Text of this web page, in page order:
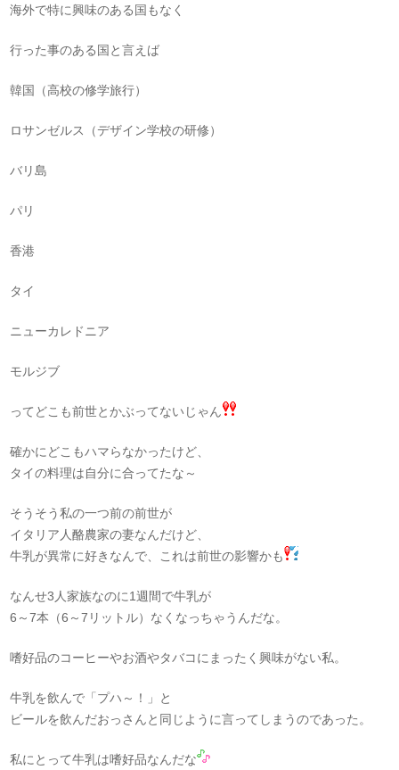
海外で特に興味のある国もなく
行った事のある国と言えば
韓国（高校の修学旅行）
ロサンゼルス（デザイン学校の研修）
バリ島
パリ
香港
タイ
ニューカレドニア
モルジブ
ってどこも前世とかぶってないじゃん
確かにどこもハマらなかったけど、
タイの料理は自分に合ってたな～
そうそう私の一つ前の前世が
イタリア人酪農家の妻なんだけど、
牛乳が異常に好きなんで、これは前世の影響かも
なんせ3人家族なのに1週間で牛乳が
6～7本（6～7リットル）なくなっちゃうんだな。
嗜好品のコーヒーやお酒やタバコにまったく興味がない私。
牛乳を飲んで「プハ～！」と
ビールを飲んだおっさんと同じように言ってしまうのであった。
私にとって牛乳は嗜好品なんだな